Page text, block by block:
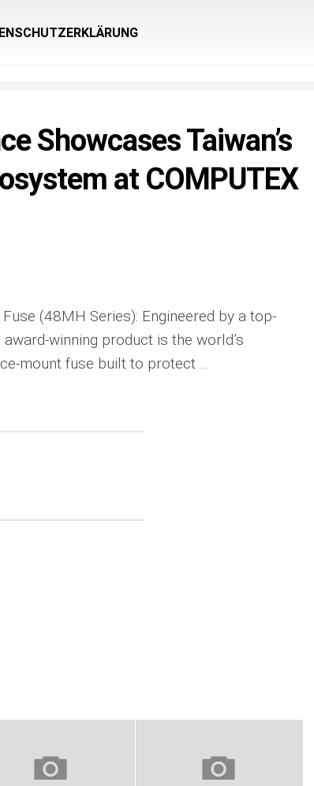
Showcases Taiwan’s
at COMPUTEX
Fuse (48MH Series): Engineered by a top-
winning product is the world’s
mount fuse built to protect …